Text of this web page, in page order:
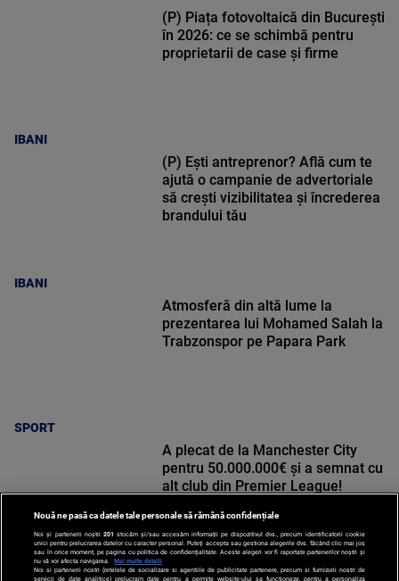
IBANI
(P) Piața fotovoltaică din București
în 2026: ce se schimbă pentru
proprietarii de case și firme
IBANI
(P) Ești antreprenor? Află cum te
ajută o campanie de advertoriale
să crești vizibilitatea și încrederea
brandului tău
SPORT
Atmosferă din altă lume la
prezentarea lui Mohamed Salah la
Trabzonspor pe Papara Park
SPORT
A plecat de la Manchester City
pentru 50.000.000€ și a semnat cu
alt club din Premier League!
Nouă ne pasă ca datele tale personale să rămână confidențiale
Noi și partenerii noștri 201 stocăm și/sau accesăm informații pe dispozitivul dvs., precum identificatorii cookie
unici pentru prelucrarea datelor cu caracter personal. Puteți accepta sau gestiona alegerile dvs. făcând clic mai jos
sau în orice moment, pe pagina cu politica de confidențialitate. Aceste alegeri vor fi raportate partenerilor noștri și
nu vă vor afecta navigarea.
Mai multe detalii
Noi si partenerii nostri (retelele de socializare si agentiile de publicitate partenere, precum si furnizorii nostri de
servicii de date analitice) prelucram date pentru a permite website-ului sa functioneze, pentru a personaliza